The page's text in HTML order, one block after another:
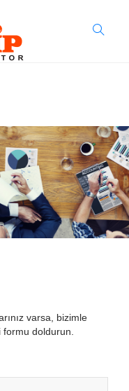
Search
varsa, bizimle
doldurun.